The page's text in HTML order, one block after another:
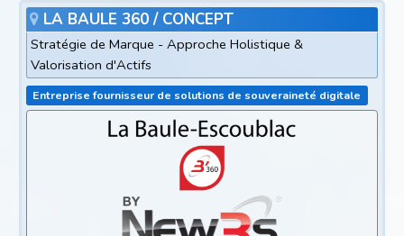
LA BAULE 360 / CONCEPT
Stratégie de Marque - Approche Holistique &
Valorisation d'Actifs
Entreprise fournisseur de solutions de souveraineté digitale